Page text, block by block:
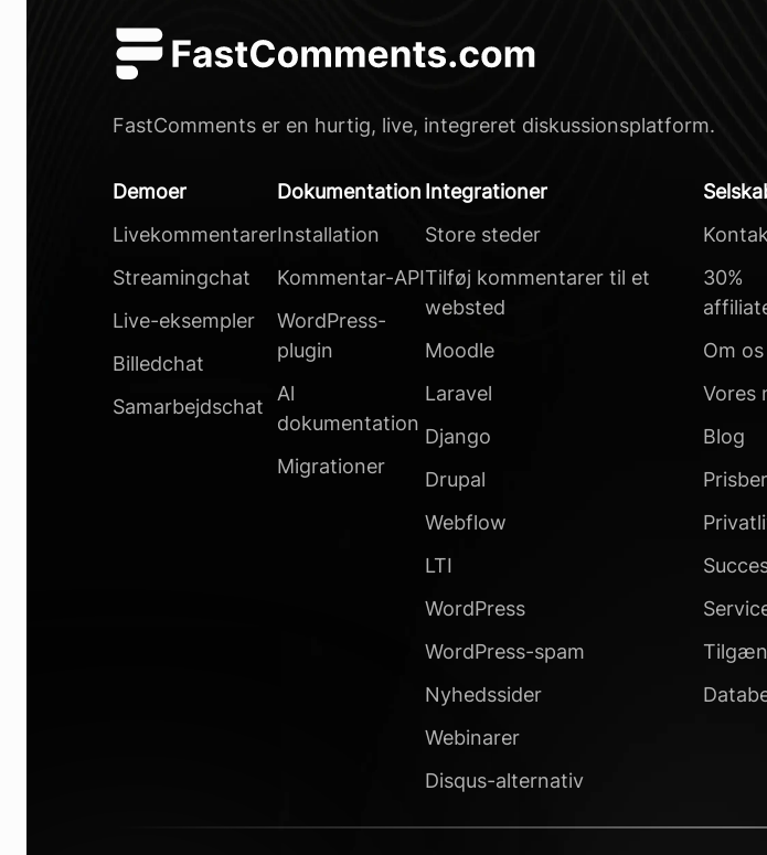
FastComments er en hurtig, live, integreret diskussionsplatform.
Demoer
Livekommentarer
Streamingchat
Live-eksempler
Billedchat
Samarbejdschat
Dokumentation
Installation
Kommentar-API
WordPress-
plugin
Al
dokumentation
Migrationer
Integrationer
Store steder
Tilføj kommentarer til et
websted
Moodle
Laravel
Django
Drupal
Webflow
LTI
WordPress
WordPress-spam
Nyhedssider
Webinarer
Disqus-alternativ
30%
Om os
Vores
Blog